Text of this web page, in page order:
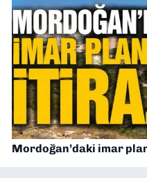
Mordoğan’daki imar